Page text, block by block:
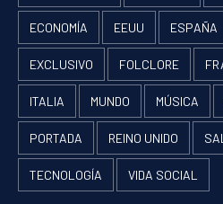
ECONOMÍA EEUU ESPAÑA
EXCLUSIVO FOLCLORE
ITALIA MUNDO MÚSICA
PORTADA REINO UNIDO
TECNOLOGÍA VIDA SOCIAL